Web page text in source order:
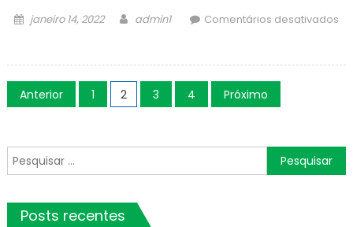
Notícias
Posted
janeiro 14, 2022 Author
admin1
Comentários desativados
Sorocaba
terão
de
Paginação
de
posts
Anterior 1 2 3 4 Próximo
Pesquisar
por:
Posts recentes